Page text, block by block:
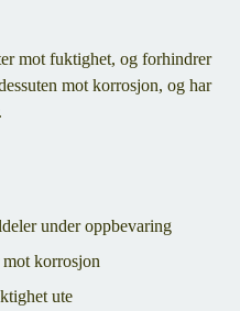
mot fuktighet, og forhindrer
mot korrosjon, og har
under oppbevaring
korrosjon
ute